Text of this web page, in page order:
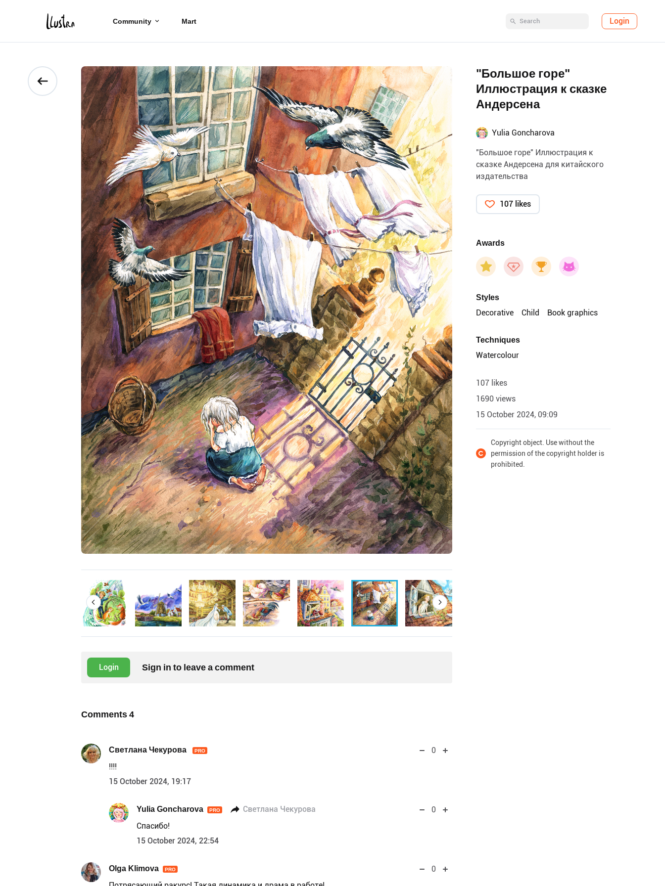
Community Mart Login
Login Sign in to leave a comment
Comments4
Светлана Чекурова PRO
0
!!!!
15 October 2024, 19:17
Yulia Goncharova PRO Светлана Чекурова
0
Спасибо!
15 October 2024, 22:54
Olga Klimova PRO
0
"Большое горе"
Иллюстрация к сказке
Андерсена
Yulia Goncharova
"Большое горе" Иллюстрация к
сказке Андерсена для китайского
издательства
107 likes
Awards
Styles
Decorative
Child Book graphics
Techniques
Watercolour
107 likes
1690 views
15 October 2024, 09:09
Copyright object. Use without the
permission of the copyright holder is
prohibited.